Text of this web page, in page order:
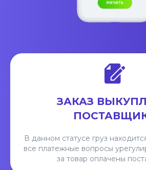
ЗАКАЗ
В данном статусе груз
все платежные вопросы
за товар оплачены